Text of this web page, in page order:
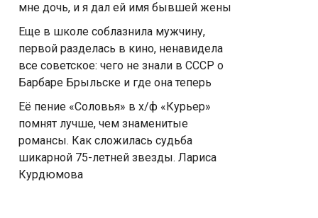
мне дочь, и я дал ей имя бывшей жены
Еще в школе соблазнила мужчину,
первой разделась в кино, ненавидела
все советское: чего не знали в СССР о
Барбаре Брыльске и где она теперь
Её пение «Соловья» в х/ф «Курьер»
помнят лучше, чем знаменитые
романсы. Как сложилась судьба
шикарной 75-летней звезды. Лариса
Курдюмова